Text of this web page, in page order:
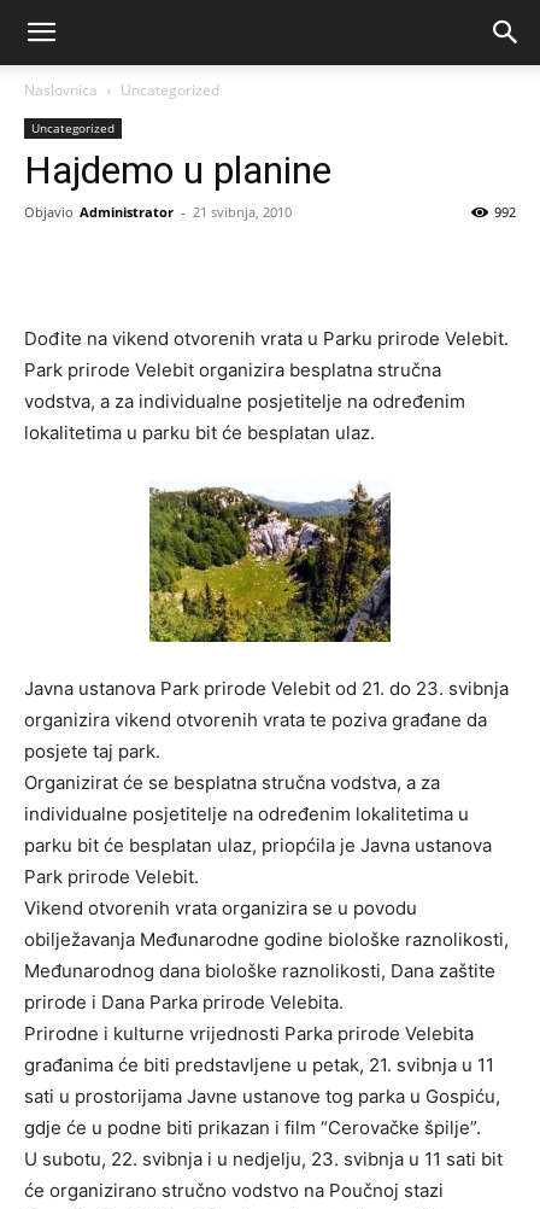
Naslovnica Uncategorized
Uncategorized
Hajdemo u planine
Objavio Administrator - 21 svibnja, 2010 992
Dođite na vikend otvorenih vrata u Parku prirode Velebit.
Park prirode Velebit organizira besplatna stručna
vodstva, a za individualne posjetitelje na određenim
lokalitetima u parku bit će besplatan ulaz.
Javna ustanova Park prirode Velebit od 21. do 23. svibnja
organizira vikend otvorenih vrata te poziva građane da
posjete taj park.
Organizirat će se besplatna stručna vodstva, a za
individualne posjetitelje na određenim lokalitetima u
parku bit će besplatan ulaz, priopćila je Javna ustanova
Park prirode Velebit.
Vikend otvorenih vrata organizira se u povodu
obilježavanja Međunarodne godine biološke raznolikosti,
Međunarodnog dana biološke raznolikosti, Dana zaštite
prirode i Dana Parka prirode Velebita.
Prirodne i kulturne vrijednosti Parka prirode Velebita
građanima će biti predstavljene u petak, 21. svibnja u 11
sati u prostorijama Javne ustanove tog parka u Gospiću,
gdje će u podne biti prikazan i film “Cerovačke špilje”.
U subotu, 22. svibnja i u nedjelju, 23. svibnja u 11 sati bit
će organizirano stručno vodstvo na Poučnoj stazi